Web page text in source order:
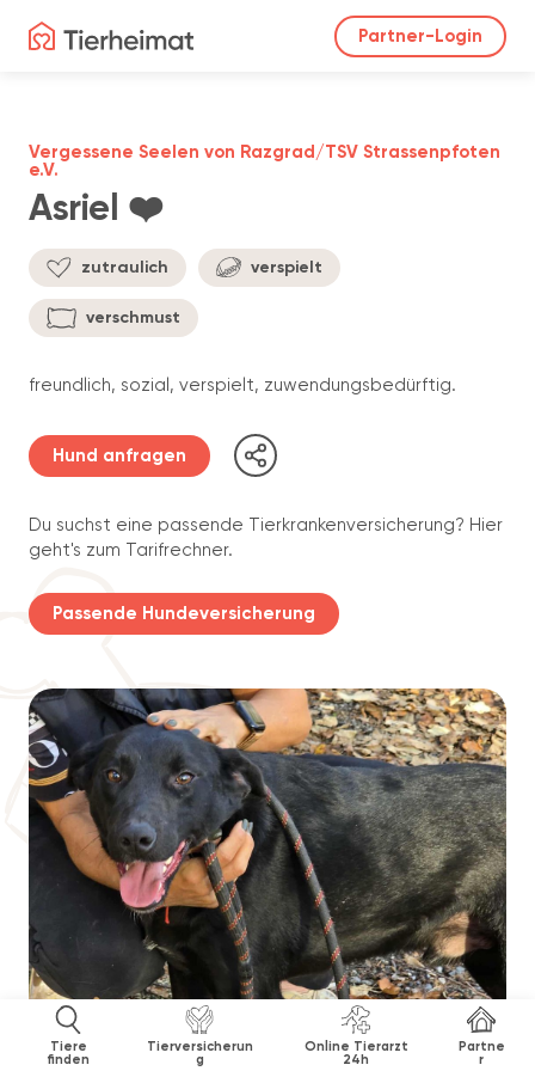
Partner-Login
Tiere
finden
Tierversicherun
g
Online Tierarzt
24h
Partne
r
Asriel ❤️
Vergessene Seelen von Razgrad/TSV Strassenpfoten
e.V.
zutraulich verspielt
verschmust
freundlich, sozial, verspielt, zuwendungsbedürftig.
Hund anfragen
Du suchst eine passende Tierkrankenversicherung? Hier
geht's zum Tarifrechner.
Passende Hundeversicherung